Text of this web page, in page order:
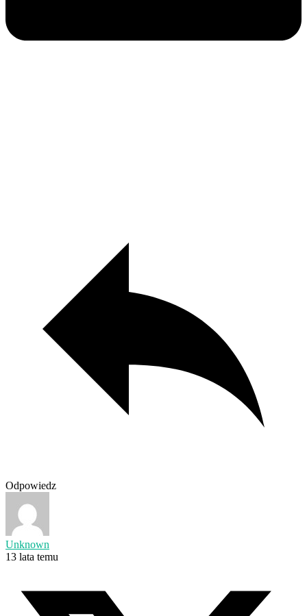
Odpowiedz
Unknown
13 lata temu